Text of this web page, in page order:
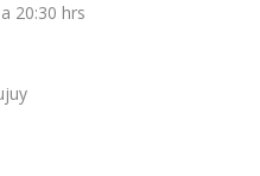
20:30 hrs